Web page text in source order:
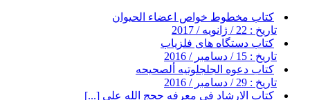
کتاب مخطوط خواص اعضاء الحیوان
تاریخ : 22 / ژانویه / 2017
کتاب دستگاه های فلزیاب
تاریخ : 15 / دسامبر / 2016
کتاب دعوه الجلجلوتیه ألصحیحه
تاریخ : 29 / دسامبر / 2016
کتاب الارشاد فی معرفه حجج الله علی [...]